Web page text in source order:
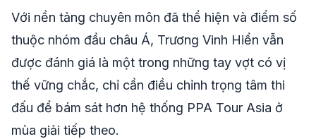
Với nền tảng chuyên môn đã thể hiện và điểm số
thuộc nhóm đầu châu Á, Trương Vinh Hiển vẫn
được đánh giá là một trong những tay vợt có vị
thế vững chắc, chỉ cần điều chỉnh trọng tâm thi
đấu để bám sát hơn hệ thống PPA Tour Asia ở
mùa giải tiếp theo.